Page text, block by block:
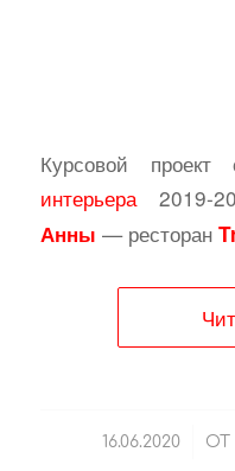
Курсовой проект
интерьера2019-
Анны — ресторан
16.06.2020
/ ОТ